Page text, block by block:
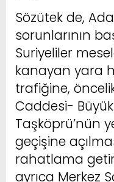
Sözütek de,
sorunlarının
Suriyeliler
kanayan yara
trafiğine,
Caddesi-
Taşköprü’nün
geçişine
rahatlama
ayrıca Merkez